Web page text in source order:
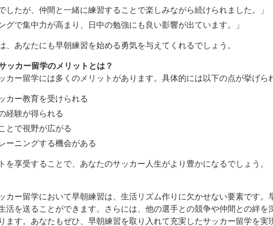
したが、仲間と一緒に練習することで楽しみながら続けられました。」
グで集中力が高まり、日中の勉強にも良い影響が出ています。」
、あなたにも早朝練習を始める勇気を与えてくれるでしょう。
ッカー留学のメリットとは？
カー留学には多くのメリットがあります。具体的には以下の点が挙げら
カー教育を受けられる
経験が得られる
とで視野が広がる
ーニングする機会がある
を享受することで、あなたのサッカー人生がより豊かになるでしょう。
カー留学において早朝練習は、生活リズム作りに欠かせない要素です。
活を送ることができます。さらには、他の選手との競争や仲間との絆を
ます。あなたもぜひ、早朝練習を取り入れて充実したサッカー留学を実